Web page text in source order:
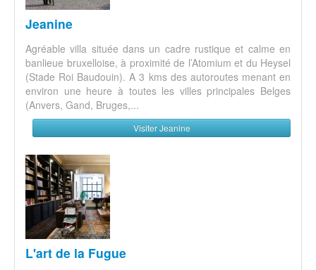
Jeanine
Agréable villa située dans un cadre rustique et calme en
banlieue bruxelloise, à proximité de l’Atomium et du Heysel
(Stade Roi Baudouin). A 3 kms des autoroutes menant en
environ une heure à toutes les villes principales Belges
(Anvers, Gand, Bruges,...
Visiter Jeanine
L'art de la Fugue